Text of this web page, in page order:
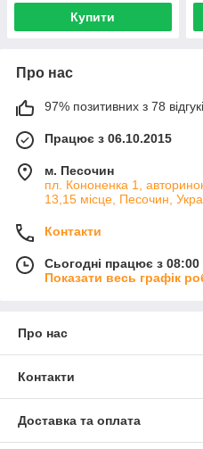
Купити
Про нас
97% позитивних з 78
Працює з 06.10.2015
м. Песочин
пл. Кононенка 1,
13,15 місце, Песочин,
Контакти
Сьогодні працює з
Показати весь графік
Про нас
Контакти
Доставка та оплата